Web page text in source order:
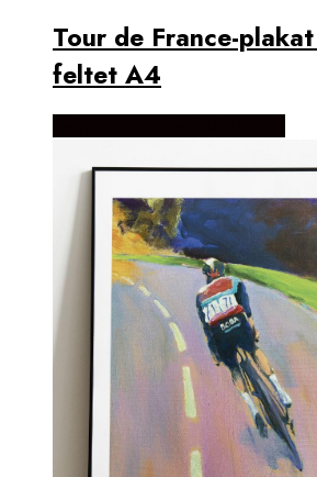
Tour de France-
feltet A4